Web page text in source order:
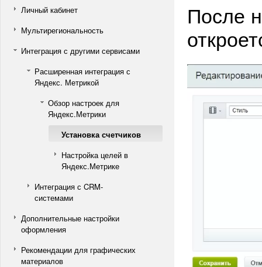
Личный кабинет
Мультирегиональность
Интеграция с другими сервисами
Расширенная интеграция с
Яндекс. Метрикой
Обзор настроек для
Яндекс.Метрики
Установка счетчиков
Настройка целей в
Яндекс.Метрике
Интеграция с CRM-
системами
Дополнительные настройки
оформления
Рекомендации для графических
материалов
После